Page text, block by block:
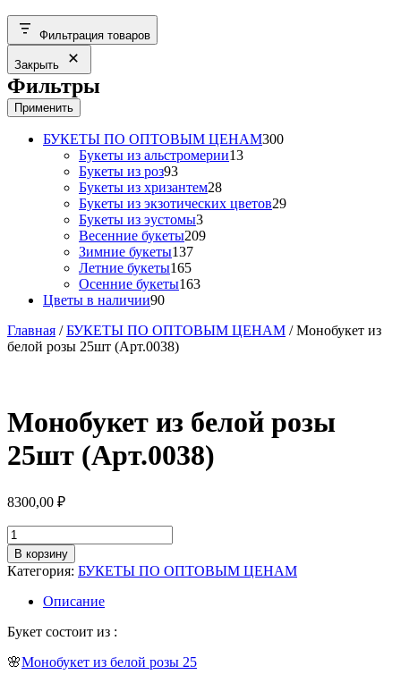
Фильтрация товаров
Закрыть
Фильтры
Применить
БУКЕТЫ ПО ОПТОВЫМ ЦЕНАМ300300
Букеты из альстромерии1313
Букеты из роз9393
товара
Букеты из хризантем2828
товаров
Букеты из экзотических цветов2929
Букеты из эустомы33
товара
Весенние букеты209209
Зимние букеты137137
Летние букеты165165
товаров
Осенние букеты163163
Цветы в наличии9090
Главная /БУКЕТЫ ПО ОПТОВЫМ ЦЕНАМ / Монобукет из
белой розы 25шт (Арт.0038)
Монобукет из белой розы
25шт (Арт.0038)
8300,00 ₽
Количество
товара
Монобукет
из
белой
25шт
В корзину
Категория: БУКЕТЫ ПО ОПТОВЫМ ЦЕНАМ
Описание
Букет состоит из :
🌸Монобукет из белой розы 25